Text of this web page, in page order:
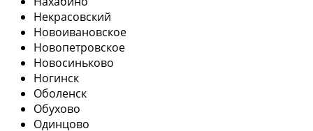
Некрасовский
Новоивановское
Новопетровское
Новосиньково
Ногинск
Оболенск
Обухово
Одинцово